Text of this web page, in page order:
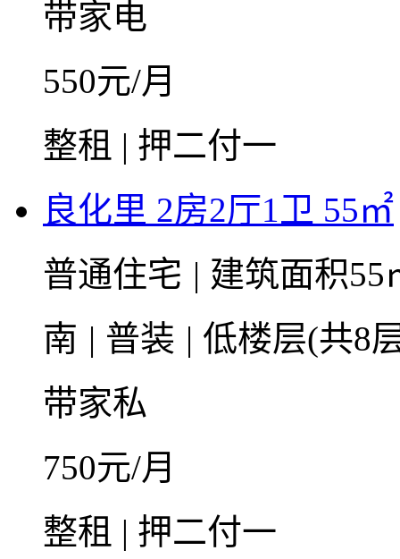
带家电
550元/月
整租 | 押二付一
良化里 2房2厅1卫 55㎡
普通住宅 | 建筑面积
南 | 普装 | 低楼层(共8
带家私
750元/月
整租 | 押二付一